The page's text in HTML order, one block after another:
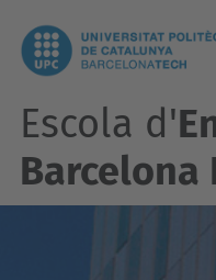
Escola d'
Barcelona